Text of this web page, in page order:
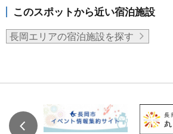
このスポットから近い宿泊施設
長岡エリアの宿泊施設を探す